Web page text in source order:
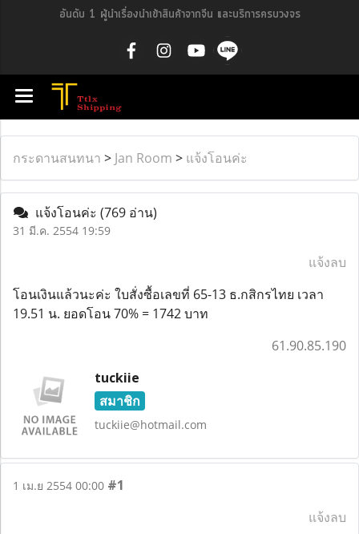
อันดับ 1 ผู้นำเรื่องนำเข้าสินค้าจากจีน และบริการครบวงจร
กระดานสนทนา > Jan Room > แจ้งโอนค่ะ
แจ้งโอนค่ะ (769 อ่าน)
31 มี.ค. 2554 19:59
แจ้งลบ
โอนเงินแล้วนะค่ะ ใบสั่งซื้อเลขที่ 65-13 ธ.กสิกรไทย เวลา
19.51 น. ยอดโอน 70% = 1742 บาท
61.90.85.190
tuckiie
สมาชิก
tuckiie@hotmail.com
1 เม.ย 2554 00:00 #1
แจ้งลบ